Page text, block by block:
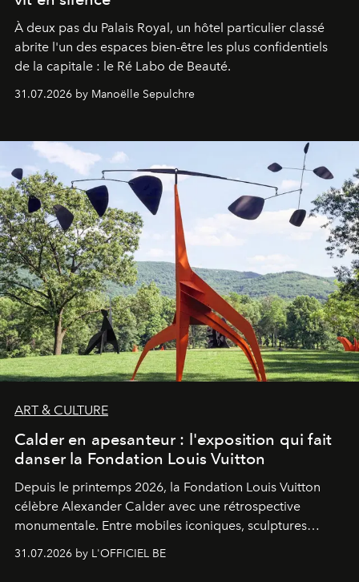
À deux pas du Palais Royal, un hôtel particulier classé
abrite l'un des espaces bien-être les plus confidentiels
de la capitale : le Ré Labo de Beauté.
31.07.2026 by Manoëlle Sepulchre
ART & CULTURE
Calder en apesanteur : l'exposition qui fait
danser la Fondation Louis Vuitton
Depuis le printemps 2026, la Fondation Louis Vuitton
célèbre Alexander Calder avec une rétrospective
monumentale. Entre mobiles iconiques, sculptures
américain investit les espaces imaginés par Frank Gehry
31.07.2026 by L'OFFICIEL BE